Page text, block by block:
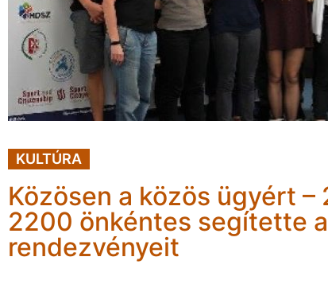
KULTÚRA
Közösen a közös ügyért
2200 önkéntes segítette
rendezvényeit